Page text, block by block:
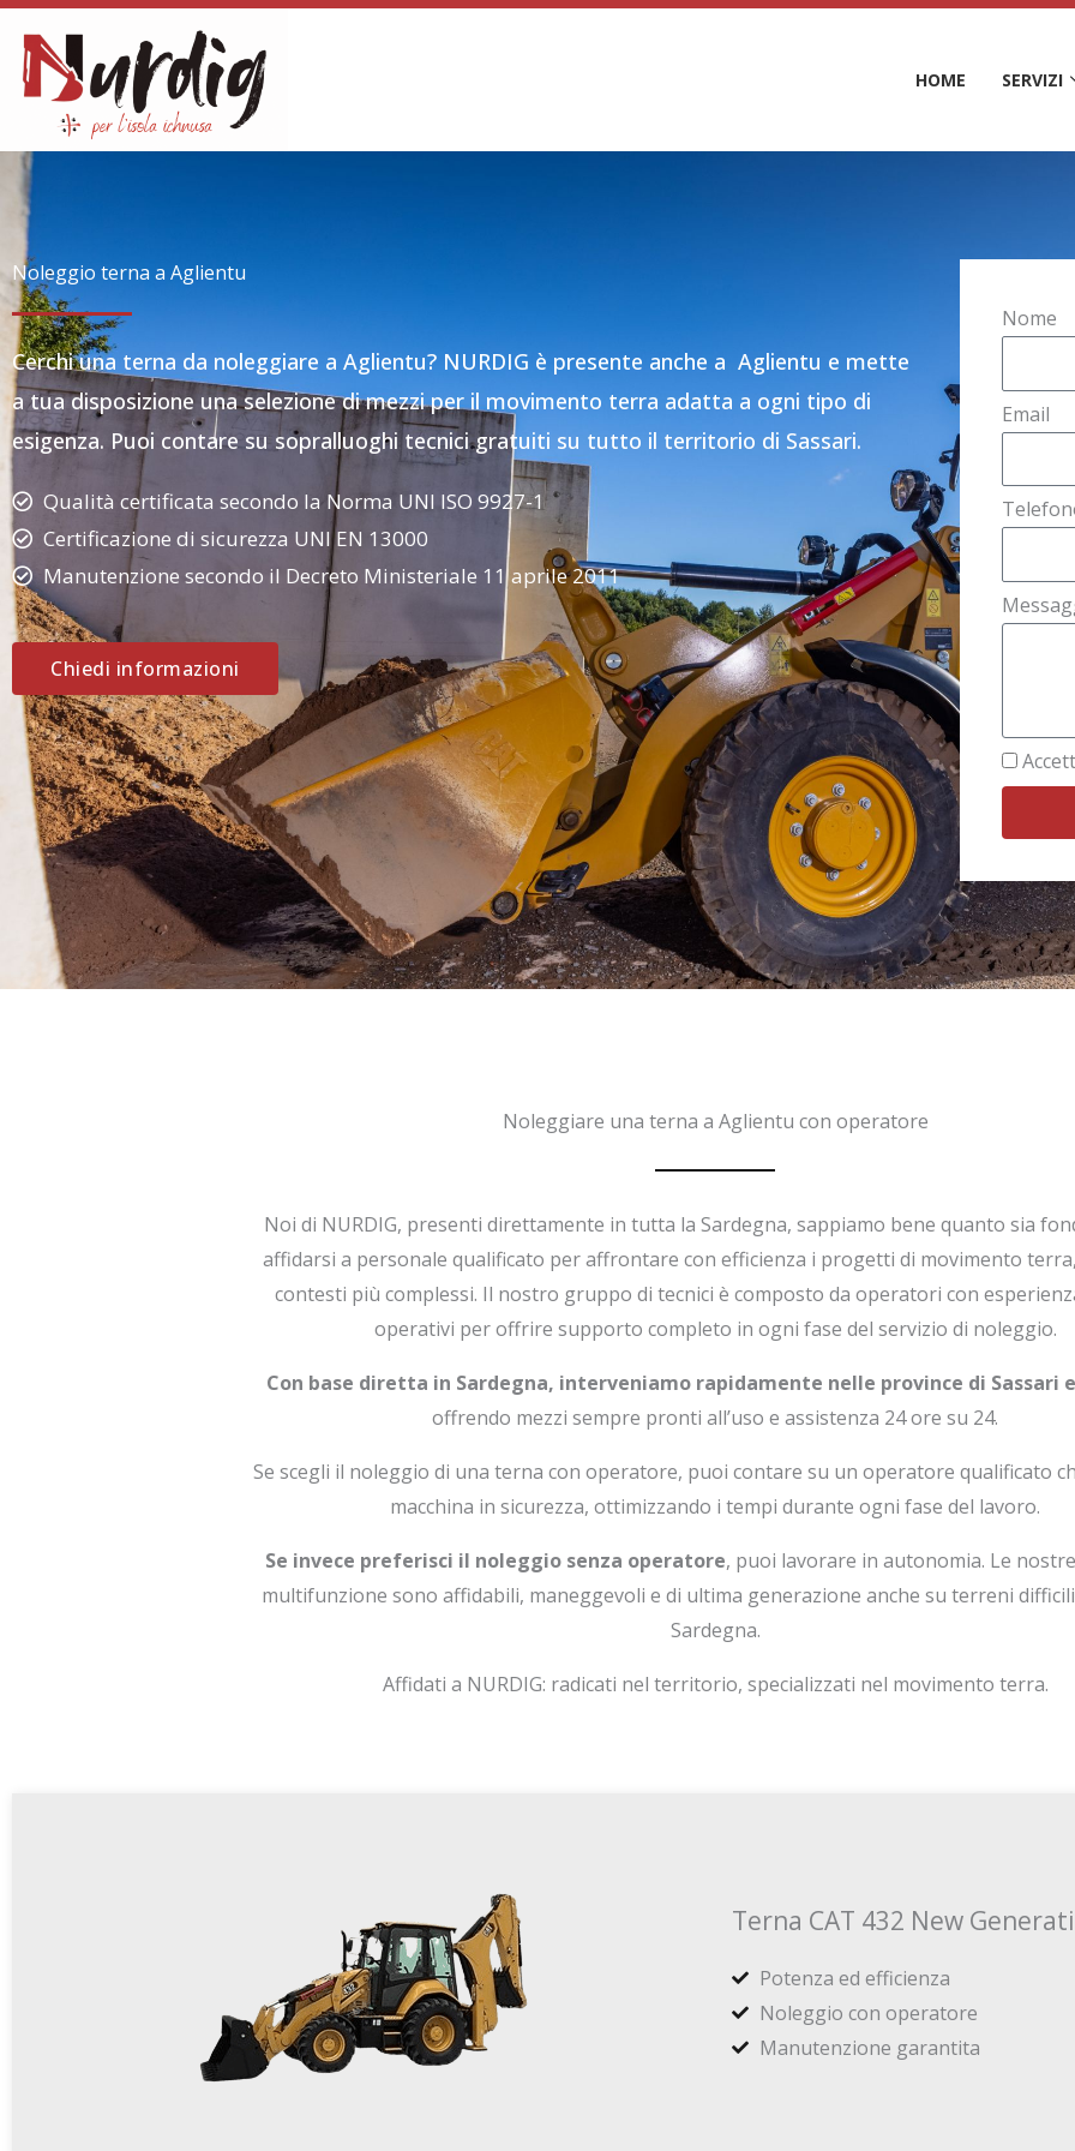
Vai
contenuto
HOME SERVIZI
Noleggio terna a Aglientu
Cerchi una terna da noleggiare a Aglientu? NURDIG è presente anche a Aglientu e mette
a tua disposizione una selezione di mezzi per il movimento terra adatta a ogni tipo di
esigenza. Puoi contare su sopralluoghi tecnici gratuiti su tutto il territorio di Sassari.
Qualità certificata secondo la Norma UNI ISO 9927-1
Certificazione di sicurezza UNI EN 13000
Manutenzione secondo il Decreto Ministeriale 11 aprile 2011
Chiedi informazioni
Nome
Email
Noleggiare una terna a Aglientu con operatore
Noi di NURDIG, presenti direttamente in tutta la Sardegna, sappiamo bene quanto sia
affidarsi a personale qualificato per affrontare con efficienza i progetti di movimento
contesti più complessi. Il nostro gruppo di tecnici è composto da operatori con
operativi per offrire supporto completo in ogni fase del servizio di noleggio.
Con base diretta in Sardegna, interveniamo rapidamente nelle province di Sassari
offrendo mezzi sempre pronti all’uso e assistenza 24 ore su 24.
Se scegli il noleggio di una terna con operatore, puoi contare su un operatore qualificato
macchina in sicurezza, ottimizzando i tempi durante ogni fase del lavoro.
Se invece preferisci il noleggio senza operatore, puoi lavorare in autonomia. Le
multifunzione sono affidabili, maneggevoli e di ultima generazione anche su terreni
Sardegna.
Affidati a NURDIG: radicati nel territorio, specializzati nel movimento terra.
Terna CAT 432 New
Potenza ed efficienza
Noleggio con operatore
Manutenzione garantita